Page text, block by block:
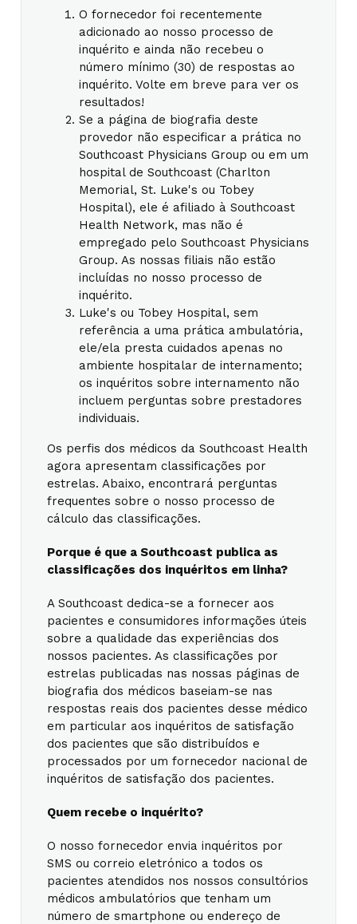
O fornecedor foi recentemente
adicionado ao nosso processo de
inquérito e ainda não recebeu o
número mínimo (30) de respostas ao
inquérito. Volte em breve para ver os
resultados!
Se a página de biografia deste
provedor não especificar a prática no
Southcoast Physicians Group ou em um
hospital de Southcoast (Charlton
Memorial, St. Luke's ou Tobey
Hospital), ele é afiliado à Southcoast
Health Network, mas não é
empregado pelo Southcoast Physicians
Group. As nossas filiais não estão
incluídas no nosso processo de
inquérito.
Luke's ou Tobey Hospital, sem
referência a uma prática ambulatória,
ele/ela presta cuidados apenas no
ambiente hospitalar de internamento;
os inquéritos sobre internamento não
incluem perguntas sobre prestadores
individuais.
Os perfis dos médicos da Southcoast Health
agora apresentam classificações por
estrelas. Abaixo, encontrará perguntas
frequentes sobre o nosso processo de
cálculo das classificações.
Porque é que a Southcoast publica as
classificações dos inquéritos em linha?
A Southcoast dedica-se a fornecer aos
pacientes e consumidores informações úteis
sobre a qualidade das experiências dos
nossos pacientes. As classificações por
estrelas publicadas nas nossas páginas de
biografia dos médicos baseiam-se nas
respostas reais dos pacientes desse médico
em particular aos inquéritos de satisfação
dos pacientes que são distribuídos e
processados por um fornecedor nacional de
inquéritos de satisfação dos pacientes.
Quem recebe o inquérito?
O nosso fornecedor envia inquéritos por
SMS ou correio eletrónico a todos os
pacientes atendidos nos nossos consultórios
médicos ambulatórios que tenham um
número de smartphone ou endereço de